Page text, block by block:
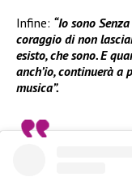
Infine: “Io sono
coraggio di non
esisto, che sono. E
anch’io, continuerà a
musica”.